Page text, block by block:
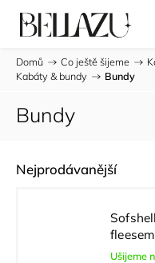
Domů / Co ještě šijeme /
Kabáty & bundy / Bundy
Bundy
Nejprodávanější
fleesem
Ušijeme